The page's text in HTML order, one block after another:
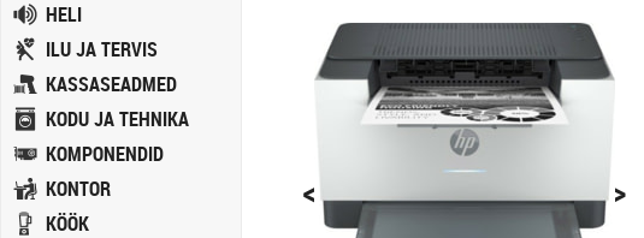
HELI
ILU JA TERVIS
KASSASEADMED
KODU JA TEHNIKA
KOMPONENDID
KONTOR
KÖÖK
< >